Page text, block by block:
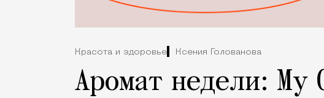
Красота и здоровье Ксения Голованова
Аромат недели: My